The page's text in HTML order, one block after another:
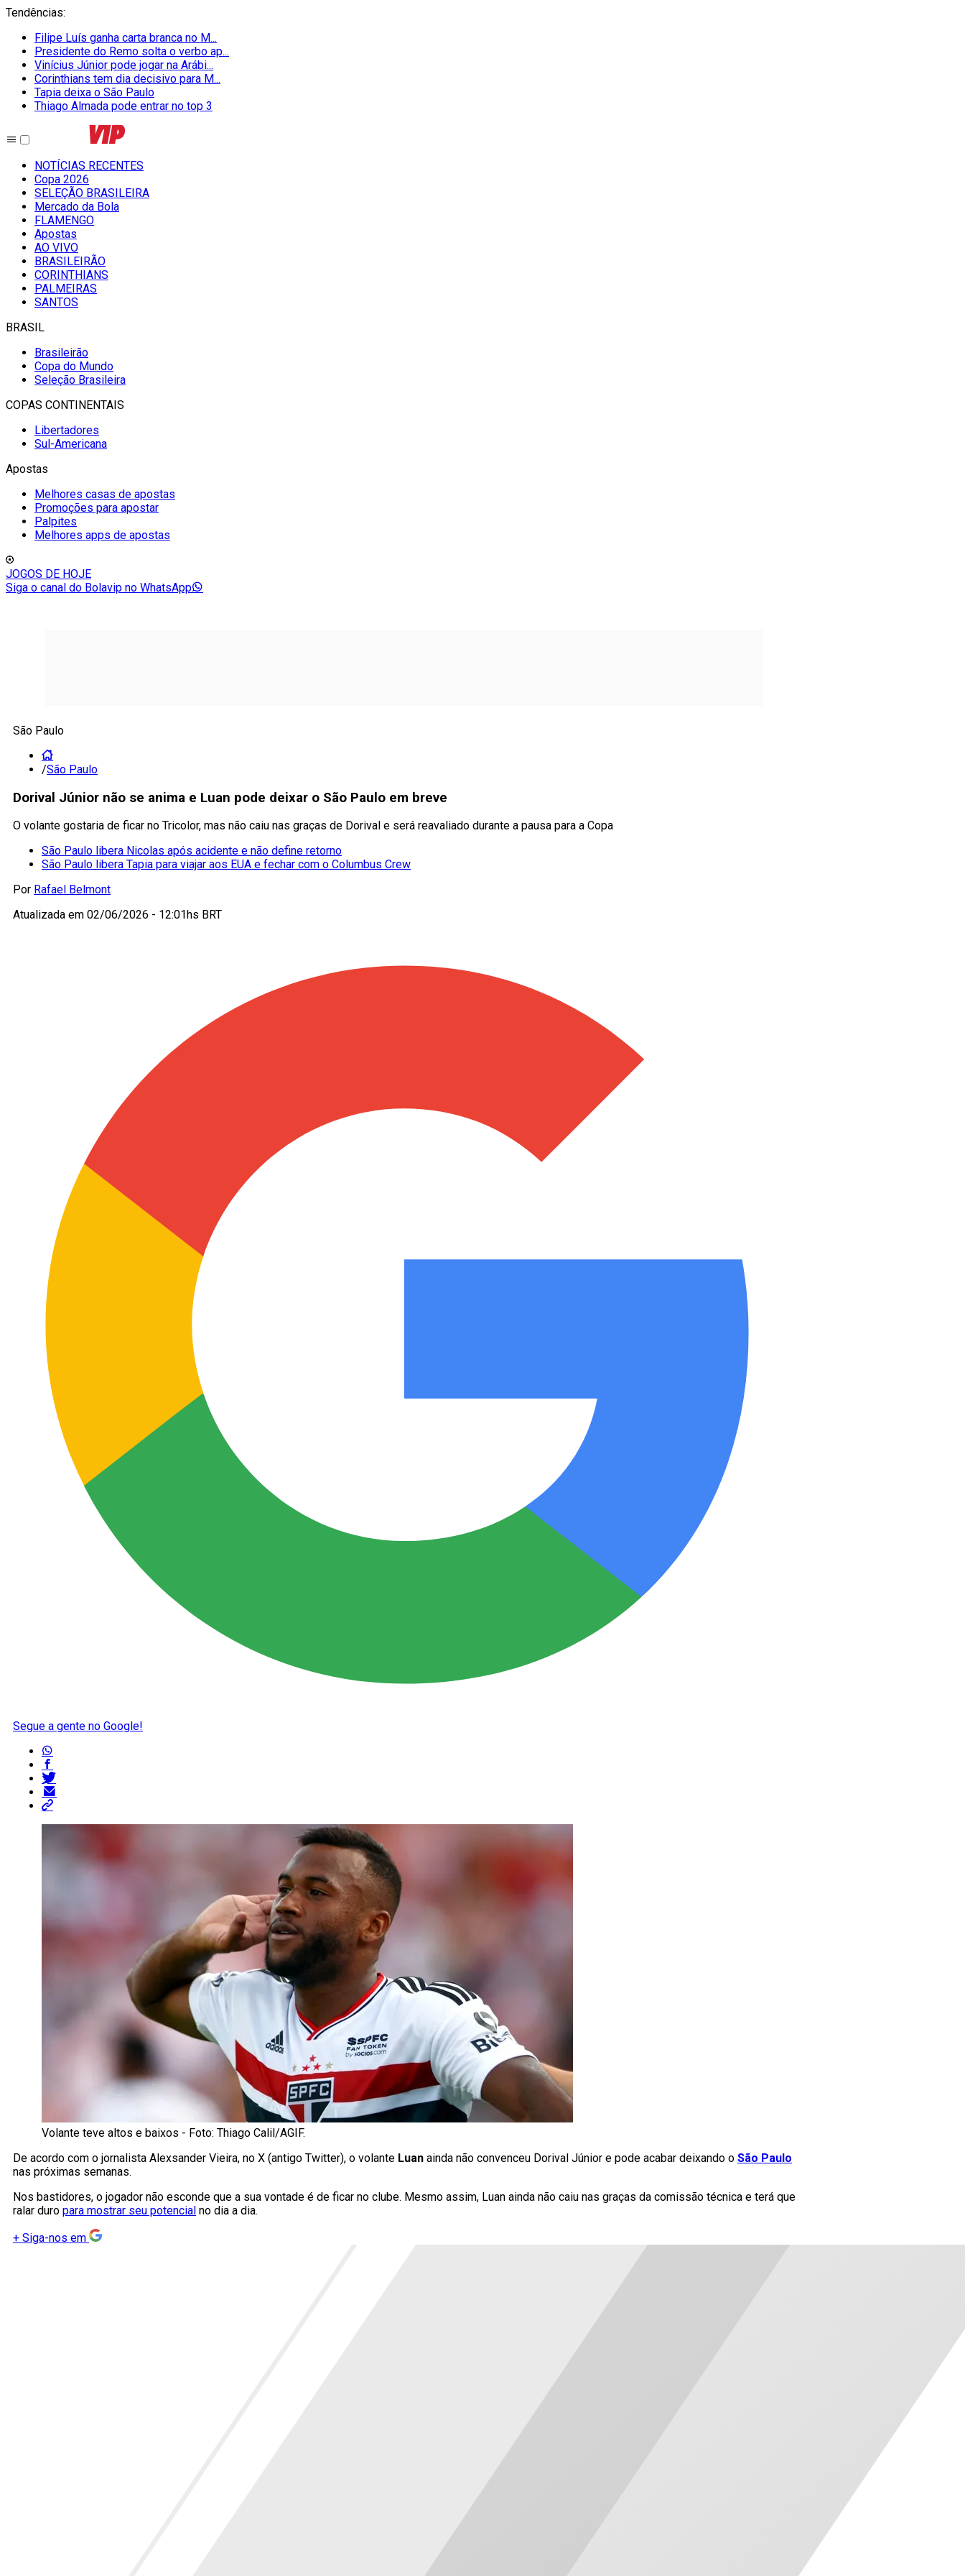
Tendências:
Filipe Luís ganha carta branca no M...
Presidente do Remo solta o verbo ap...
Vinícius Júnior pode jogar na Arábi...
Corinthians tem dia decisivo para M...
Tapia deixa o São Paulo
Thiago Almada pode entrar no top 3
NOTÍCIAS RECENTES
Copa 2026
SELEÇÃO BRASILEIRA
Mercado da Bola
FLAMENGO
Apostas
AO VIVO
BRASILEIRÃO
CORINTHIANS
PALMEIRAS
SANTOS
BRASIL
Brasileirão
Copa do Mundo
Seleção Brasileira
COPAS CONTINENTAIS
Libertadores
Sul-Americana
Apostas
Melhores casas de apostas
Promoções para apostar
Palpites
Melhores apps de apostas
JOGOS DE HOJE
Siga o canal do Bolavip no WhatsApp
São Paulo
/São Paulo
Dorival Júnior não se anima e Luan pode deixar o São Paulo em breve
O volante gostaria de ficar no Tricolor, mas não caiu nas graças de Dorival e será reavaliado durante a pausa para a Copa
São Paulo libera Nicolas após acidente e não define retorno
São Paulo libera Tapia para viajar aos EUA e fechar com o Columbus Crew
Por Rafael Belmont
Atualizada em 02/06/2026 - 12:01hs BRT
Segue a gente no Google!
Volante teve altos e baixos - Foto: Thiago Calil/AGIF.
De acordo com o jornalista Alexsander Vieira, no X (antigo Twitter), o volante Luan ainda não convenceu Dorival Júnior e pode acabar deixando o São Paulo
nas próximas semanas.
Nos bastidores, o jogador não esconde que a sua vontade é de ficar no clube. Mesmo assim, Luan ainda não caiu nas graças da comissão técnica e terá que
ralar duro para mostrar seu potencial no dia a dia.
+ Siga-nos em